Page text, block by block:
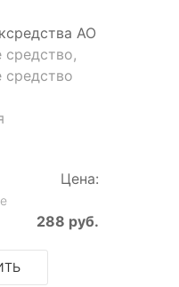
АО
средство,
средство
Цена:
288 руб.